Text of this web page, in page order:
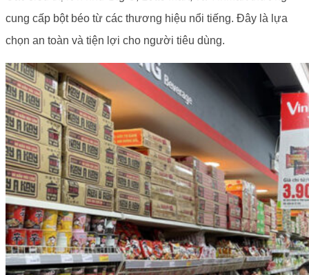
cung cấp bột béo từ các thương hiệu nổi tiếng. Đây là lựa
chọn an toàn và tiện lợi cho người tiêu dùng.